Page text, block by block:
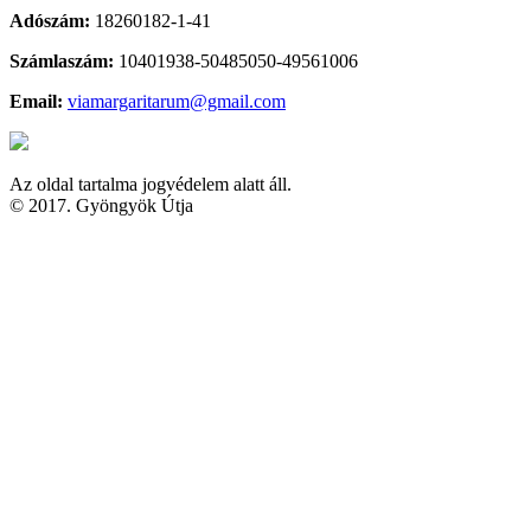
Adószám: 18260182-1-41
Számlaszám: 10401938-50485050-49561006
Email: viamargaritarum@gmail.com
Az oldal tartalma jogvédelem alatt áll.
© 2017. Gyöngyök Útja